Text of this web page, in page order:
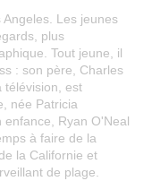
Angeles. Les jeunes
plus
Tout jeune, il
: son père, Charles
télévision, est
née Patricia
Ryan O'Neal
à faire de la
la Californie et
de plage.